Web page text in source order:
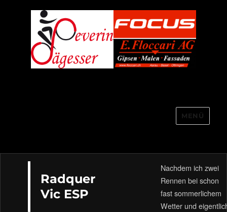
MENÜ
Radquer
Vic ESP
Nachdem ich zwei
Rennen bei schon
fast sommerlichem
Wetter und